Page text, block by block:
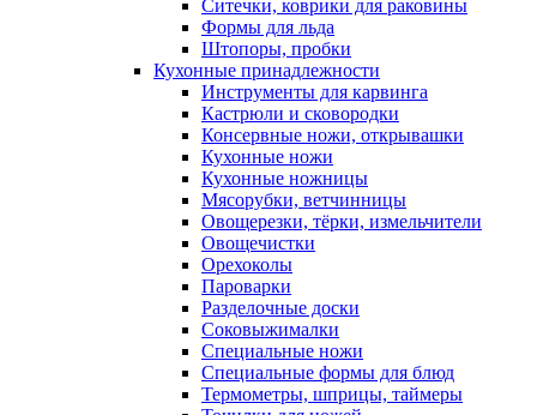
Ситечки, коврики для раковины
Формы для льда
Штопоры, пробки
Кухонные принадлежности
Инструменты для карвинга
Кастрюли и сковородки
Консервные ножи, открывашки
Кухонные ножи
Кухонные ножницы
Мясорубки, ветчинницы
Овощерезки, тёрки, измельчители
Овощечистки
Орехоколы
Пароварки
Разделочные доски
Соковыжималки
Специальные ножи
Специальные формы для блюд
Термометры, шприцы, таймеры